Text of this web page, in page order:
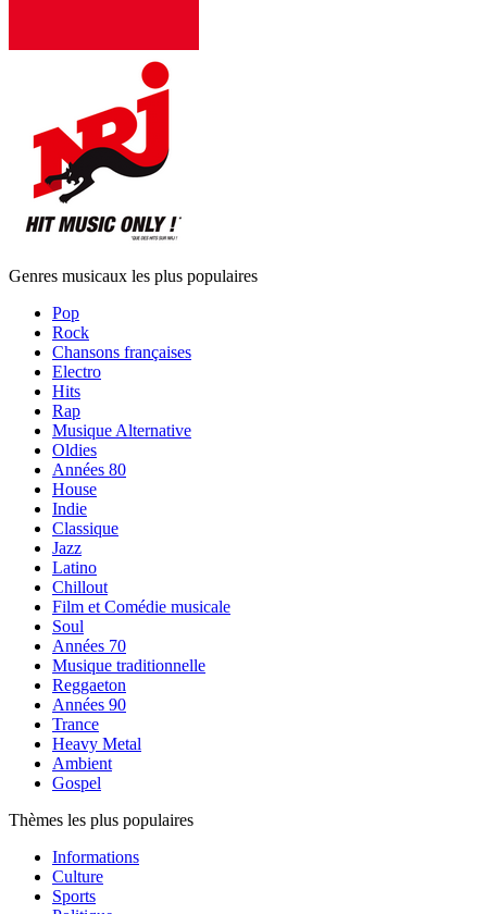
Genres musicaux les plus populaires
Pop
Rock
Chansons françaises
Electro
Hits
Rap
Musique Alternative
Oldies
Années 80
House
Indie
Classique
Jazz
Latino
Chillout
Film et Comédie musicale
Soul
Années 70
Musique traditionnelle
Reggaeton
Années 90
Trance
Heavy Metal
Ambient
Gospel
Thèmes les plus populaires
Informations
Culture
Sports